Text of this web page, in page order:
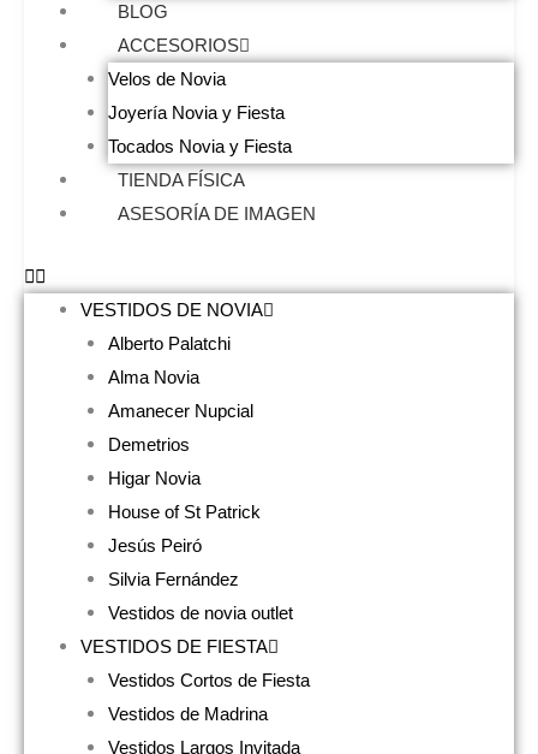
BLOG
ACCESORIOS
Velos de Novia
Joyería Novia y Fiesta
Tocados Novia y Fiesta
TIENDA FÍSICA
ASESORÍA DE IMAGEN
VESTIDOS DE NOVIA
Alberto Palatchi
Alma Novia
Amanecer Nupcial
Demetrios
Higar Novia
House of St Patrick
Jesús Peiró
Silvia Fernández
Vestidos de novia outlet
VESTIDOS DE FIESTA
Vestidos Cortos de Fiesta
Vestidos de Madrina
Vestidos Largos Invitada